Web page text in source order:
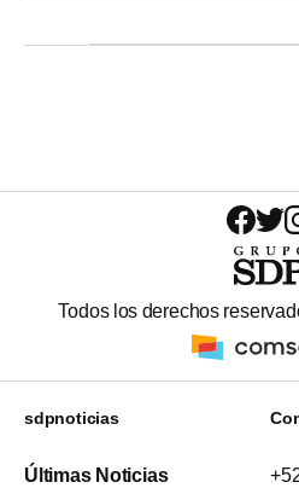
Todos los derechos
sdpnoticias
Últimas Noticias